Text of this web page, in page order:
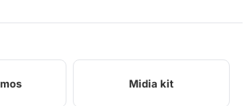
Midia kit